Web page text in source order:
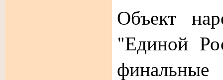
Объект
"Единой